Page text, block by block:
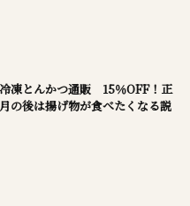
冷凍とんかつ通販 15％OFF！正
月の後は揚げ物が食べたくなる説